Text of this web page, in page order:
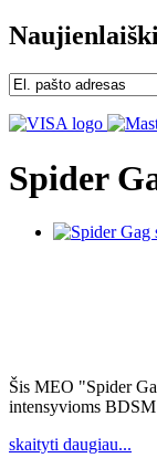
Spider
Šis MEO "Spider
intensyvioms BDSM
skaityti daugiau...